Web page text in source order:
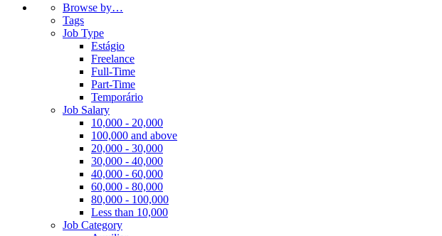
Browse by…
Tags
Job Type
Estágio
Freelance
Full-Time
Part-Time
Temporário
Job Salary
10,000 - 20,000
100,000 and above
20,000 - 30,000
30,000 - 40,000
40,000 - 60,000
60,000 - 80,000
80,000 - 100,000
Less than 10,000
Job Category